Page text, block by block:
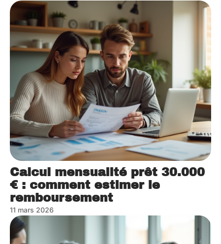
Calcul mensualité prêt 30.000
€ : comment estimer le
remboursement
11 mars 2026